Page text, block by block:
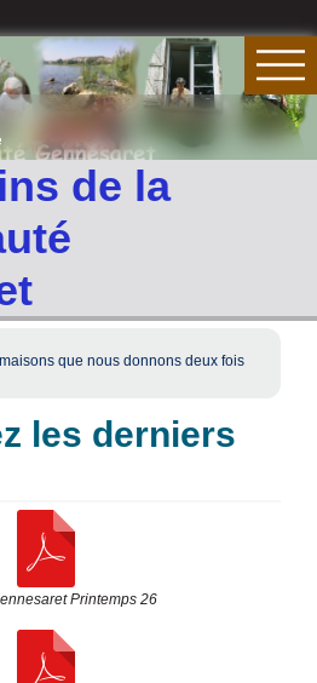
de la
que nous donnons deux fois
les derniers
Printemps 26